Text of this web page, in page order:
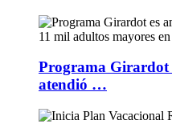
Programa Girardot
atendió …